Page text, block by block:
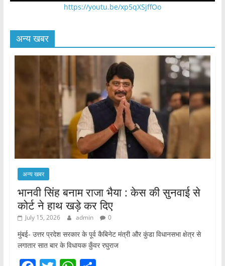
https://youtu.be/xp5qXSjffOo
अन्य खबर
अन्य खबर
भानवी सिंह बनाम राजा भैया : केस की सुनवाई से
कोर्ट ने हाथ खड़े कर दिए
July 15, 2026 admin 0
मुंबई- उत्तर प्रदेश सरकार के पूर्व कैबिनेट मंत्री और कुंडा विधानसभा क्षेत्र से
लगातार सात बार के विधायक कुँवर रघुराज